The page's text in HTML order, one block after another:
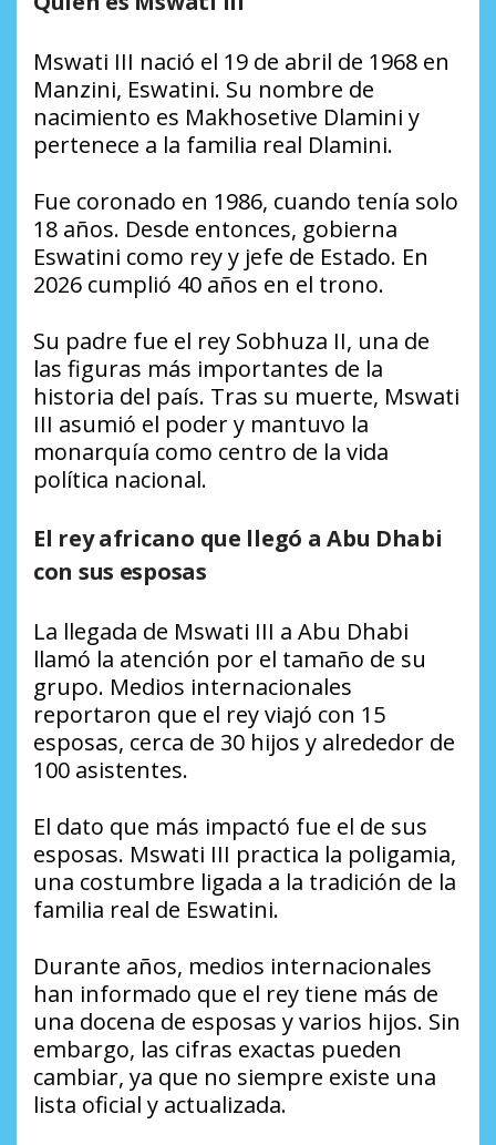
Mswati III nació el 19 de abril de 1968 en
Manzini, Eswatini. Su nombre de
nacimiento es Makhosetive Dlamini y
pertenece a la familia real Dlamini.
Fue coronado en 1986, cuando tenía solo
18 años. Desde entonces, gobierna
Eswatini como rey y jefe de Estado. En
2026 cumplió 40 años en el trono.
Su padre fue el rey Sobhuza II, una de
las figuras más importantes de la
historia del país. Tras su muerte, Mswati
III asumió el poder y mantuvo la
monarquía como centro de la vida
política nacional.
El rey africano que llegó a Abu Dhabi
con sus esposas
La llegada de Mswati III a Abu Dhabi
llamó la atención por el tamaño de su
grupo. Medios internacionales
reportaron que el rey viajó con 15
esposas, cerca de 30 hijos y alrededor de
100 asistentes.
El dato que más impactó fue el de sus
esposas. Mswati III practica la poligamia,
una costumbre ligada a la tradición de la
familia real de Eswatini.
Durante años, medios internacionales
han informado que el rey tiene más de
una docena de esposas y varios hijos. Sin
embargo, las cifras exactas pueden
cambiar, ya que no siempre existe una
lista oficial y actualizada.